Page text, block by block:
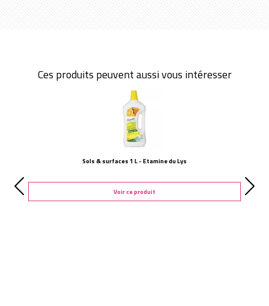
Ces produits peuvent aussi vous intéresser
Sols & surfaces 1 L - Etamine du Lys
Voir ce produit